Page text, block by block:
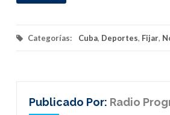
Categorías: Cuba, Deportes, Fijar,
Publicado Por: Radio